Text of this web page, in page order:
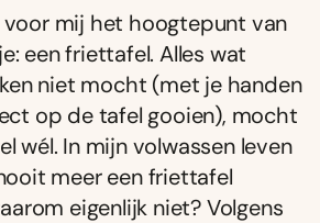
mij het hoogtepunt van
een friettafel. Alles wat
niet mocht (met je handen
op de tafel gooien), mocht
wél. In mijn volwassen leven
meer een friettafel
eigenlijk niet? Volgens